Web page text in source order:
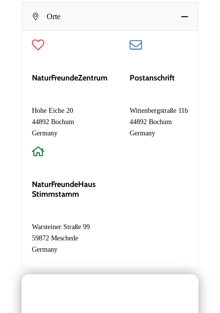
Dein Name
E
a
A
d
r
s
N
a
m
a
c
h
r
c
Nachricht*
Orte
NaturFreundeZentrum
Hohe Eiche 20
44892 Bochum
Germany
Postanschrift
Wittenbergstraße 11b
44892 Bochum
Germany
NaturFreundeHaus
Stimmstamm
Warsteiner Straße 99
59872 Meschede
Germany